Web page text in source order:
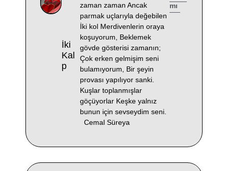
İki
Kal
P
zaman zaman Ancak
parmak uçlarıyla değebilen
İki kol Merdivenlerin oraya
koşuyorum, Beklemek
gövde gösterisi zamanın;
Çok erken gelmişim seni
bulamıyorum, Bir şeyin
provası yapılıyor sanki.
Kuşlar toplanmışlar
göçüyorlar Keşke yalnız
bunun için sevseydim seni.
Cemal Süreya
mı